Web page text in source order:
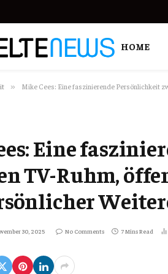
HOME
» Mike Cees: Eine faszinierende Persönlichkeit
Eine
TV-Ruhm,
30, 2025 No Comments 7 Mins Read